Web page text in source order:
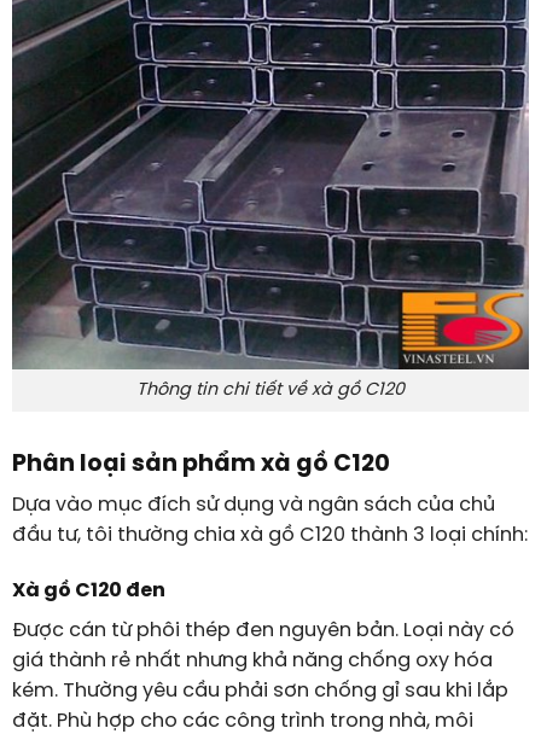
Thông tin chi tiết về xà gồ C120
Phân loại sản phẩm xà gồ C120
Dựa vào mục đích sử dụng và ngân sách của chủ
đầu tư, tôi thường chia xà gồ C120 thành 3 loại chính:
Xà gồ C120 đen
Được cán từ phôi thép đen nguyên bản. Loại này có
giá thành rẻ nhất nhưng khả năng chống oxy hóa
kém. Thường yêu cầu phải sơn chống gỉ sau khi lắp
đặt. Phù hợp cho các công trình trong nhà, môi